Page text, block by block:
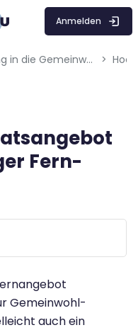
Anmelden
Einführung in die Gemeinwohl-Ökonomie (GWÖ)
Fern-
Gemeinwohl-
auch ein